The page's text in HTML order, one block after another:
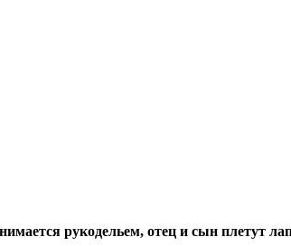
рукодельем, отец и сын плетут